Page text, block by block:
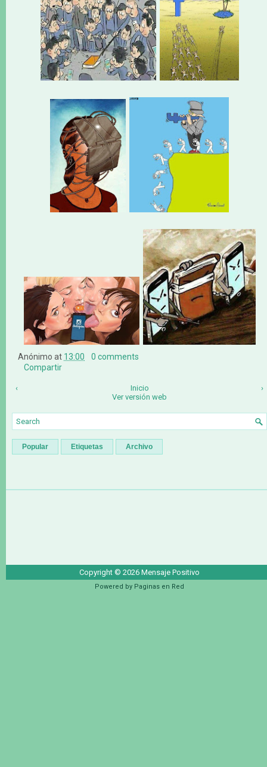
Anónimo at 13:00
0 comments
Compartir
‹ ›
Inicio
Ver versión web
Popular Etiquetas Archivo
Copyright © 2026 Mensaje Positivo
Powered by Paginas en Red